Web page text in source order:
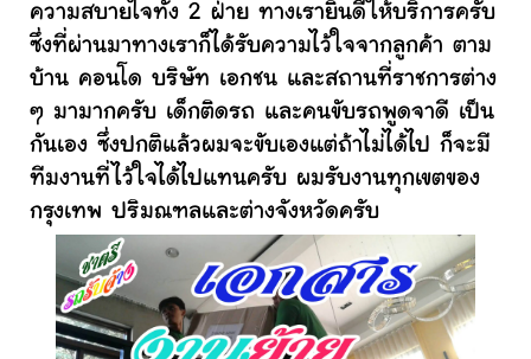
ความสบายใจทั้ง 2 ฝ่าย ทางเรายินดีให้บริการครับ
ซึ่งที่ผ่านมาทางเราก็ได้รับความไว้ใจจากลูกค้า ตาม
บ้าน คอนโด บริษัท เอกชน และสถานที่ราชการต่าง
ๆ มามากครับ เด็กติดรถ และคนขับรถพูดจาดี เป็น
กันเอง ซึ่งปกติแล้วผมจะขับเองแต่ถ้าไม่ได้ไป ก็จะมี
ทีมงานที่ไว้ใจได้ไปแทนครับ ผมรับงานทุกเขตของ
กรุงเทพ ปริมณฑลและต่างจังหวัดครับ